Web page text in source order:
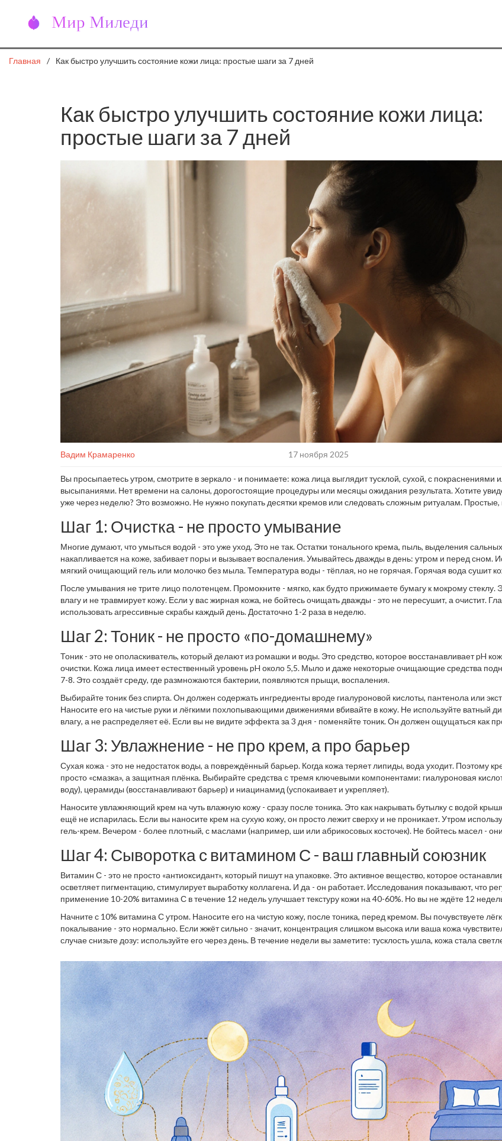
Главная Как быстро улучшить состояние кожи лица: простые шаги за 7 дней
Как быстро улучшить состояние кожи лица:
простые шаги за 7 дней
Вадим Крамаренко 17 ноября 2025
Вы просыпаетесь утром, смотрите в зеркало - и понимаете: кожа лица выглядит тусклой, сухой, с покраснениями
высыпаниями. Нет времени на салоны, дорогостоящие процедуры или месяцы ожидания результата. Хотите
уже через неделю? Это возможно. Не нужно покупать десятки кремов или следовать сложным ритуалам.
Шаг 1: Очистка - не просто умывание
Многие думают, что умыться водой - это уже уход. Это не так. Остатки тонального крема, пыль, выделения
накапливается на коже, забивает поры и вызывает воспаления. Умывайтесь дважды в день: утром и перед сном.
мягкий очищающий гель или молочко без мыла. Температура воды - тёплая, но не горячая. Горячая вода сушит
После умывания не трите лицо полотенцем. Промокните - мягко, как будто прижимаете бумагу к мокрому стеклу.
влагу и не травмирует кожу. Если у вас жирная кожа, не бойтесь очищать дважды - это не пересушит, а очистит.
использовать агрессивные скрабы каждый день. Достаточно 1-2 раза в неделю.
Шаг 2: Тоник - не просто «по-домашнему»
Тоник - это не ополаскиватель, который делают из ромашки и воды. Это средство, которое восстанавливает pH
очистки. Кожа лица имеет естественный уровень pH около 5,5. Мыло и даже некоторые очищающие средства
7-8. Это создаёт среду, где размножаются бактерии, появляются прыщи, воспаления.
Выбирайте тоник без спирта. Он должен содержать ингредиенты вроде гиалуроновой кислоты, пантенола или
Наносите его на чистые руки и лёгкими похлопывающими движениями вбивайте в кожу. Не используйте ватный
влагу, а не распределяет её. Если вы не видите эффекта за 3 дня - поменяйте тоник. Он должен ощущаться как
Шаг 3: Увлажнение - не про крем, а про барьер
Сухая кожа - это не недостаток воды, а повреждённый барьер. Когда кожа теряет липиды, вода уходит. Поэтому
просто «смазка», а защитная плёнка. Выбирайте средства с тремя ключевыми компонентами: гиалуроновая
воду), церамиды (восстанавливают барьер) и ниацинамид (успокаивает и укрепляет).
Наносите увлажняющий крем на чуть влажную кожу - сразу после тоника. Это как накрывать бутылку с водой
ещё не испарилась. Если вы наносите крем на сухую кожу, он просто лежит сверху и не проникает. Утром
гель-крем. Вечером - более плотный, с маслами (например, ши или абрикосовых косточек). Не бойтесь масел -
концентрации.
Шаг 4: Сыворотка с витамином С - ваш главный союзник
Витамин С - это не просто «антиоксидант», который пишут на упаковке. Это активное вещество, которое
осветляет пигментацию, стимулирует выработку коллагена. И да - он работает. Исследования показывают, что
применение 10-20% витамина С в течение 12 недель улучшает текстуру кожи на 40-60%. Но вы не ждёте 12
Начните с 10% витамина С утром. Наносите его на чистую кожу, после тоника, перед кремом. Вы почувствуете
покалывание - это нормально. Если жжёт сильно - значит, концентрация слишком высока или ваша кожа
случае снизьте дозу: используйте его через день. В течение недели вы заметите: тусклость ушла, кожа стала